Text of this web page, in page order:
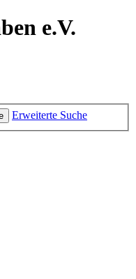
e.V.
Erweiterte Suche